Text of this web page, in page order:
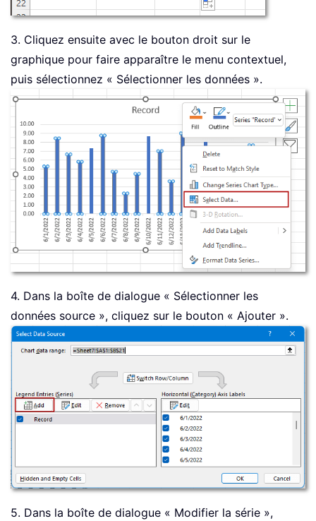
3. Cliquez ensuite avec le bouton droit sur le
graphique pour faire apparaître le menu contextuel,
puis sélectionnez « Sélectionner les données ».
4. Dans la boîte de dialogue « Sélectionner les
données source », cliquez sur le bouton « Ajouter ».
5. Dans la boîte de dialogue « Modifier la série »,